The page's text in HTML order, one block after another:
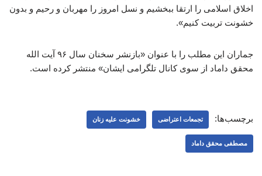
اخلاق اسلامی را ارتقا ببخشیم و نسل امروز را مهربان و رحیم و بدون
خشونت تربیت کنیم».
جماران این مطلب را با عنوان «بازنشر سخنان سال ۹۶ آیت الله
محقق داماد از سوی کانال تلگرامی ایشان» منتشر کرده است.
برچسب‌ها: تجمعات اعتراضی خشونت علیه زنان
مصطفی محقق داماد